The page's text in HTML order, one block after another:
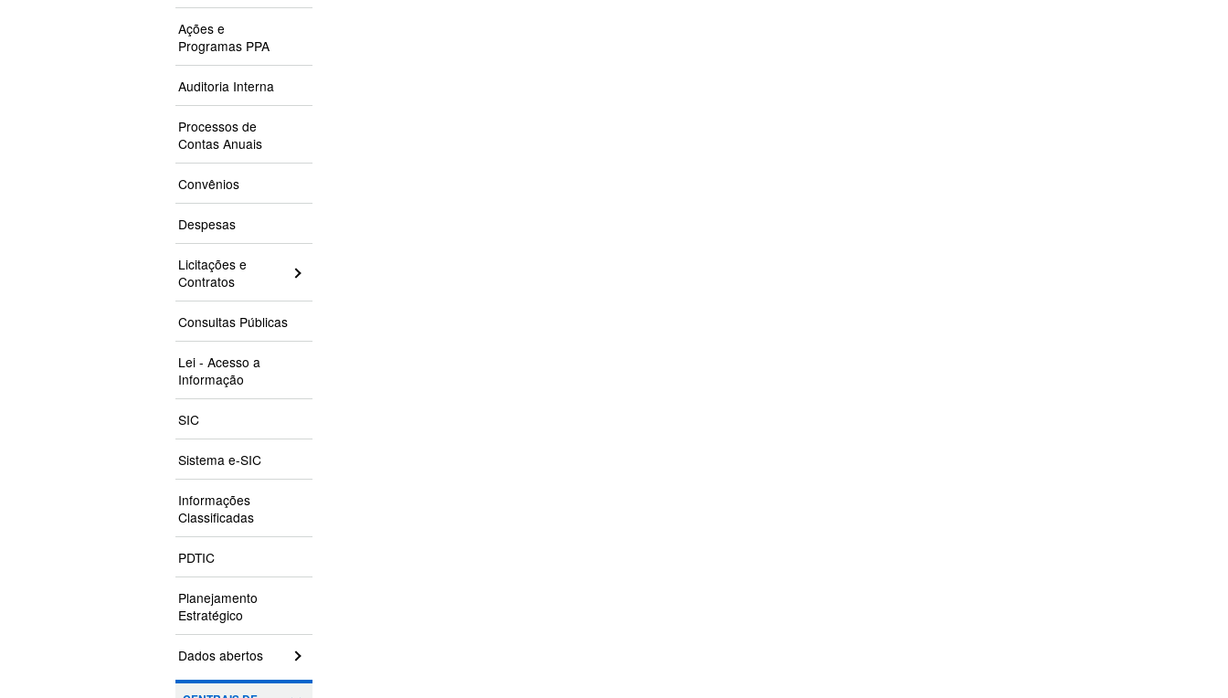
Ações e
Programas PPA
Auditoria Interna
Processos de
Contas Anuais
Convênios
Despesas
Licitações e
Contratos
Consultas Públicas
Lei - Acesso a
Informação
SIC
Sistema e-SIC
Informações
Classificadas
PDTIC
Planejamento
Estratégico
Dados abertos